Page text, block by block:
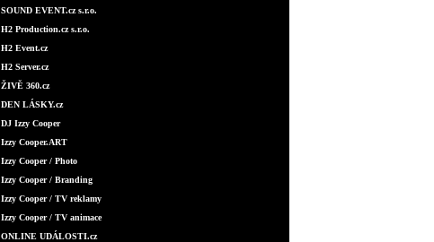
SOUND EVENT.cz s.r.o.
H2 Production.cz s.r.o.
H2 Event.cz
H2 Server.cz
ŽIVĚ 360.cz
DEN LÁSKY.cz
DJ Izzy Cooper
Izzy Cooper.ART
Izzy Cooper / Photo
Izzy Cooper / Branding
Izzy Cooper / TV reklamy
Izzy Cooper / TV animace
ONLINE UDÁLOSTI.cz